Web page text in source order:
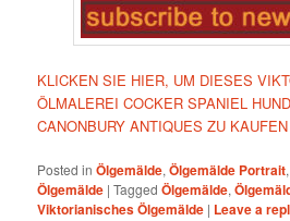
KLICKEN SIE HIER, UM DIESES
ÖLMALEREI COCKER SPANIEL
CANONBURY ANTIQUES ZU KAUFEN
Posted in Ölgemälde,Ölgemälde Portrait
Ölgemälde |Tagged Ölgemälde,
Viktorianisches Ölgemälde | Leave a